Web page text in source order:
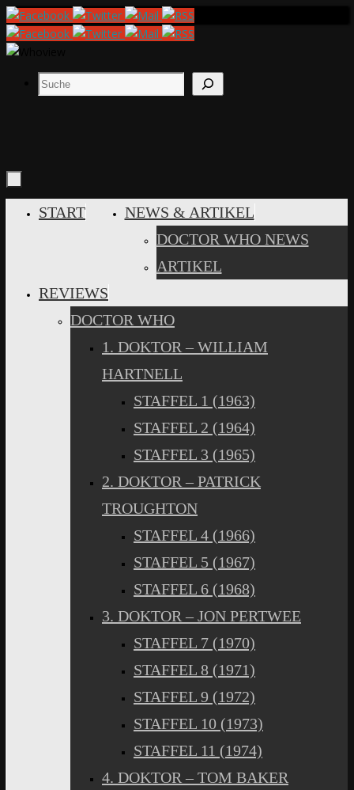
Zum
Inhalt
springen
Suchen
INHALT
START
NEWS & ARTIKEL
DOCTOR WHO NEWS
ARTIKEL
REVIEWS
DOCTOR WHO
1. DOKTOR – WILLIAM
HARTNELL
STAFFEL 1 (1963)
STAFFEL 2 (1964)
STAFFEL 3 (1965)
2. DOKTOR – PATRICK
TROUGHTON
STAFFEL 4 (1966)
STAFFEL 5 (1967)
STAFFEL 6 (1968)
3. DOKTOR – JON PERTWEE
STAFFEL 7 (1970)
STAFFEL 8 (1971)
STAFFEL 9 (1972)
STAFFEL 10 (1973)
STAFFEL 11 (1974)
4. DOKTOR – TOM BAKER